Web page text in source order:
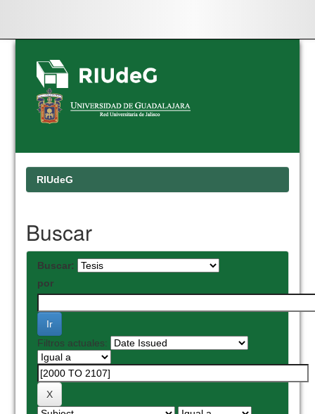
Skip
navigation
RIUdeG
Buscar
Buscar:
por
Filtros actuales: